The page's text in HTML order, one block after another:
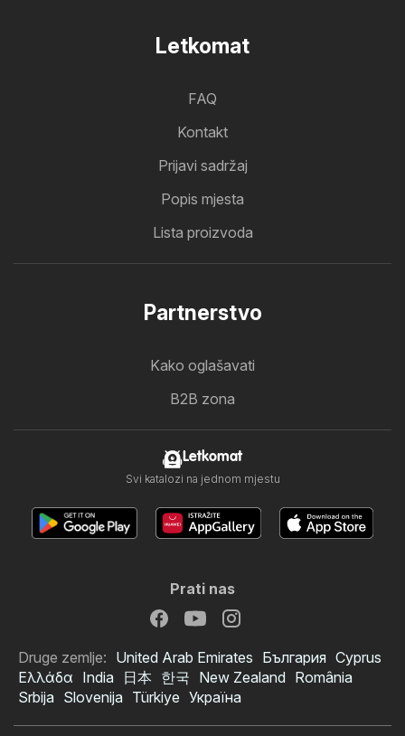
Letkomat
FAQ
Kontakt
Prijavi sadržaj
Popis mjesta
Lista proizvoda
Partnerstvo
Kako oglašavati
B2B zona
Letkomat
Svi katalozi na jednom mjestu
Prati nas
Druge zemlje: United Arab Emirates България Cyprus
Ελλάδα India 日本 한국 New Zealand România
Srbija Slovenija Türkiye Україна